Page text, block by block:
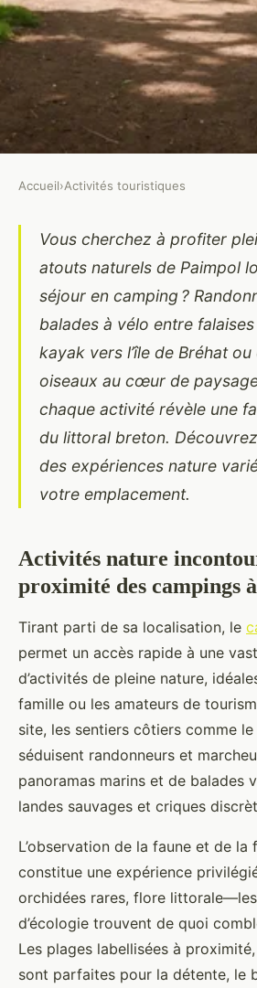
ACTIVITÉS TOURISTIQUES
Top des activites
des campings a
Accueil›Activités touristiques
Vous cherchez à profiter
atouts naturels de Paimpol
séjour en camping ?
balades à vélo entre
kayak vers l’île de Bréhat
oiseaux au cœur de
chaque activité révèle une
du littoral breton.
des expériences nature
votre emplacement.
Activités nature
proximité des campings
Tirant parti de sa localisation, le
permet un accès rapide à une
d’activités de pleine nature,
famille ou les amateurs de
site, les sentiers côtiers comme
séduisent randonneurs et
panoramas marins et de balades
landes sauvages et criques
L’observation de la faune et de la
constitue une expérience
orchidées rares, flore
d’écologie trouvent de quoi
Les plages labellisées à
sont parfaites pour la détente, le